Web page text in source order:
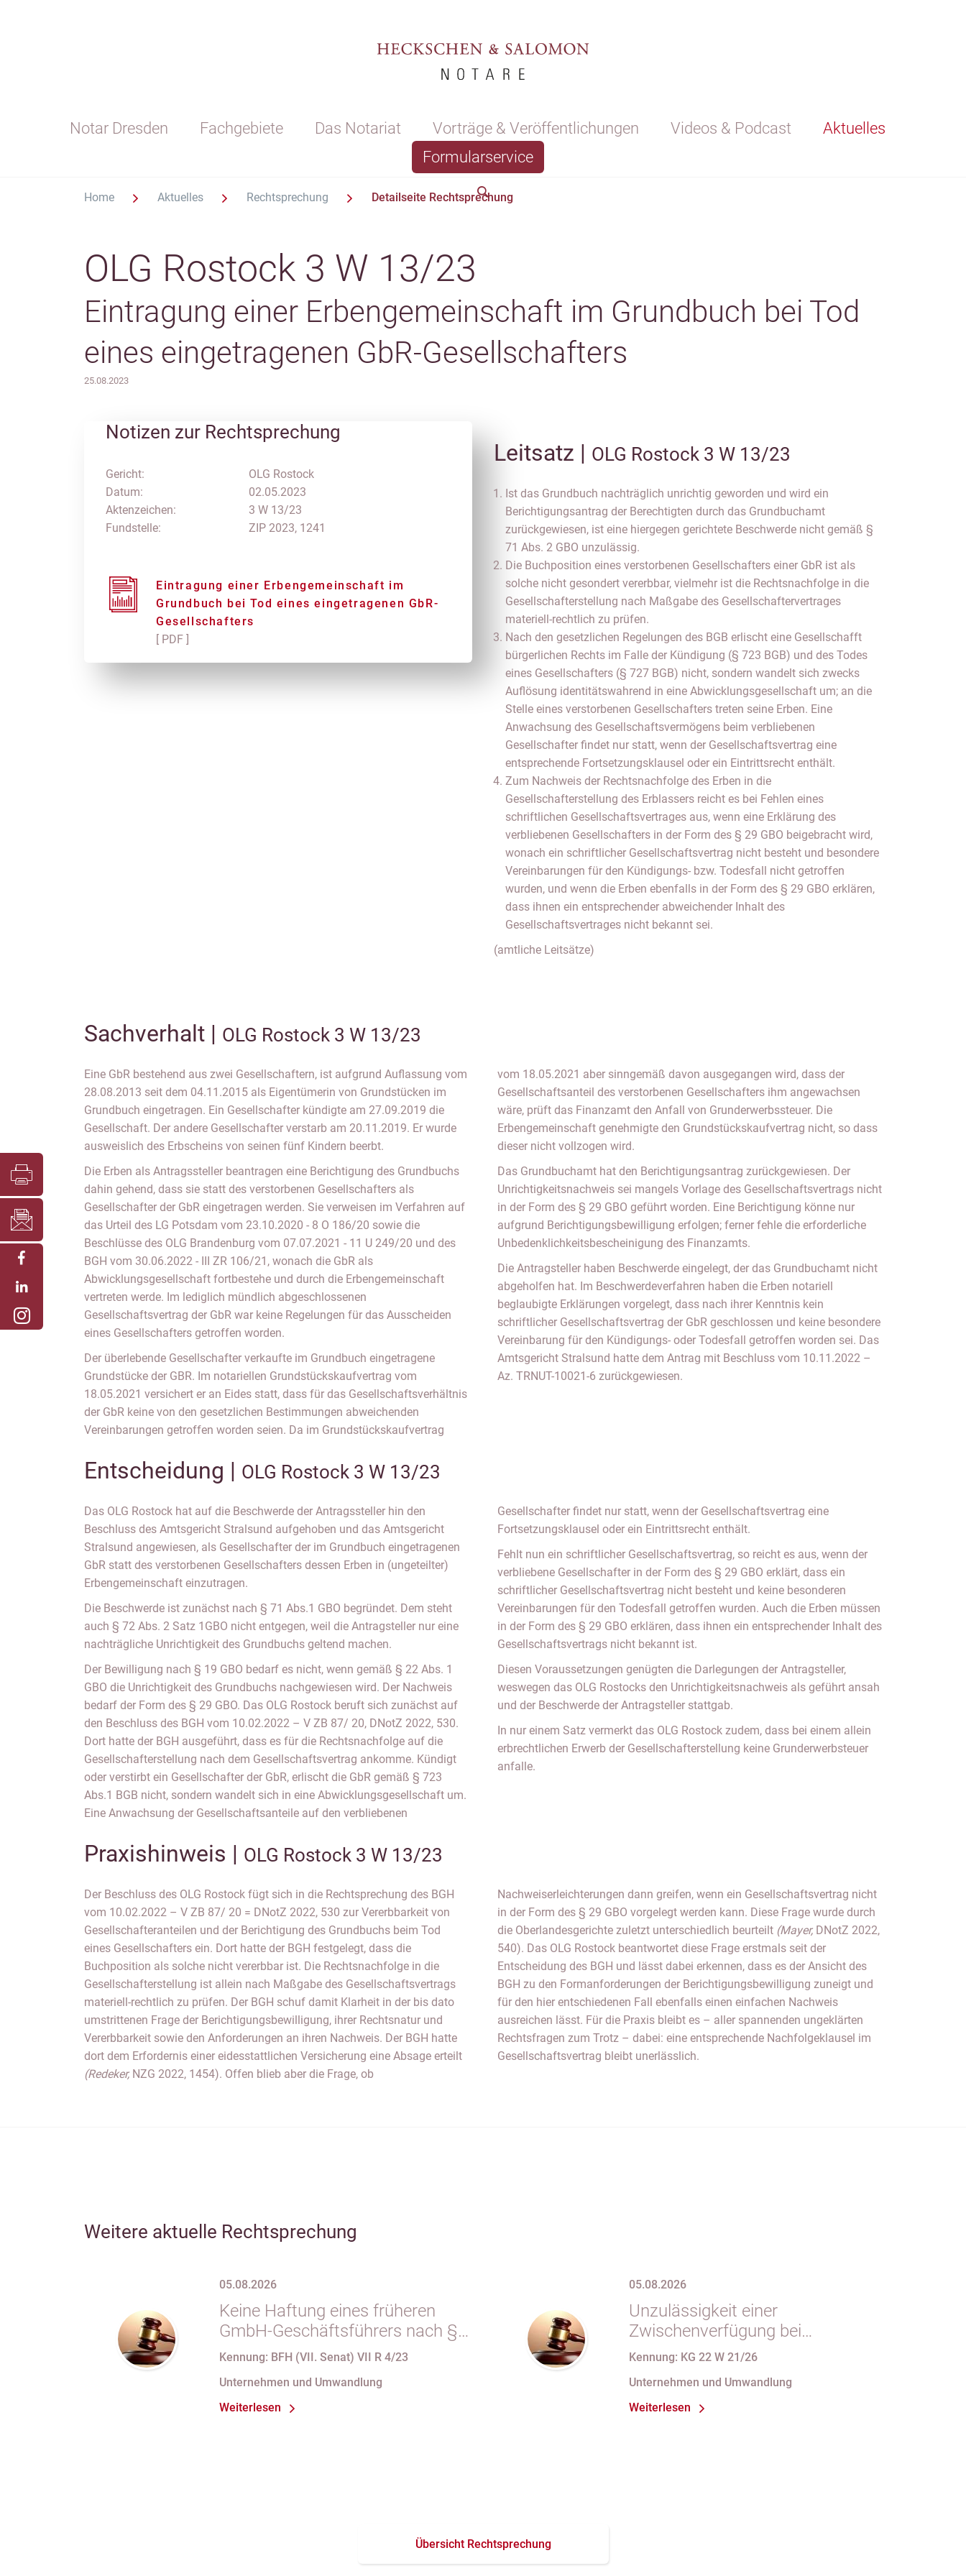
Notar Dresden Fachgebiete Das Notariat Vorträge & Veröffentlichungen Videos & Podcast
Aktuelles
Formularservice
Home Aktuelles Rechtsprechung Detailseite Rechtsprechung
OLG Rostock 3 W 13/23
Eintragung einer Erbengemeinschaft im Grundbuch bei Tod
eines eingetragenen GbR-Gesellschafters
25.08.2023
Notizen zur Rechtsprechung
Gericht:
Datum:
Aktenzeichen:
Fundstelle:
OLG Rostock
02.05.2023
3 W 13/23
ZIP 2023, 1241
Eintragung einer Erbengemeinschaft im
Grundbuch bei Tod eines eingetragenen GbR-
Gesellschafters
[ PDF ]
Leitsatz | OLG Rostock 3 W 13/23
Ist das Grundbuch nachträglich unrichtig geworden und wird ein
Berichtigungsantrag der Berechtigten durch das Grundbuchamt
zurückgewiesen, ist eine hiergegen gerichtete Beschwerde nicht gemäß §
71 Abs. 2 GBO unzulässig.
Die Buchposition eines verstorbenen Gesellschafters einer GbR ist als
solche nicht gesondert vererbbar, vielmehr ist die Rechtsnachfolge in die
Gesellschafterstellung nach Maßgabe des Gesellschaftervertrages
materiell-rechtlich zu prüfen.
Nach den gesetzlichen Regelungen des BGB erlischt eine Gesellschafft
bürgerlichen Rechts im Falle der Kündigung (§ 723 BGB) und des Todes
eines Gesellschafters (§ 727 BGB) nicht, sondern wandelt sich zwecks
Auflösung identitätswahrend in eine Abwicklungsgesellschaft um; an die
Stelle eines verstorbenen Gesellschafters treten seine Erben. Eine
Anwachsung des Gesellschaftsvermögens beim verbliebenen
Gesellschafter findet nur statt, wenn der Gesellschaftsvertrag eine
entsprechende Fortsetzungsklausel oder ein Eintrittsrecht enthält.
Zum Nachweis der Rechtsnachfolge des Erben in die
Gesellschafterstellung des Erblassers reicht es bei Fehlen eines
schriftlichen Gesellschaftsvertrages aus, wenn eine Erklärung des
verbliebenen Gesellschafters in der Form des § 29 GBO beigebracht wird,
wonach ein schriftlicher Gesellschaftsvertrag nicht besteht und besondere
Vereinbarungen für den Kündigungs- bzw. Todesfall nicht getroffen
wurden, und wenn die Erben ebenfalls in der Form des § 29 GBO erklären,
dass ihnen ein entsprechender abweichender Inhalt des
Gesellschaftsvertrages nicht bekannt sei.
(amtliche Leitsätze)
Sachverhalt | OLG Rostock 3 W 13/23
Eine GbR bestehend aus zwei Gesellschaftern, ist aufgrund Auflassung vom
28.08.2013 seit dem 04.11.2015 als Eigentümerin von Grundstücken im
Grundbuch eingetragen. Ein Gesellschafter kündigte am 27.09.2019 die
Gesellschaft. Der andere Gesellschafter verstarb am 20.11.2019. Er wurde
ausweislich des Erbscheins von seinen fünf Kindern beerbt.
Die Erben als Antragssteller beantragen eine Berichtigung des Grundbuchs
dahin gehend, dass sie statt des verstorbenen Gesellschafters als
Gesellschafter der GbR eingetragen werden. Sie verweisen im Verfahren auf
das Urteil des LG Potsdam vom 23.10.2020 - 8 O 186/20 sowie die
Beschlüsse des OLG Brandenburg vom 07.07.2021 - 11 U 249/20 und des
BGH vom 30.06.2022 - III ZR 106/21, wonach die GbR als
Abwicklungsgesellschaft fortbestehe und durch die Erbengemeinschaft
vertreten werde. Im lediglich mündlich abgeschlossenen
Gesellschaftsvertrag der GbR war keine Regelungen für das Ausscheiden
eines Gesellschafters getroffen worden.
Der überlebende Gesellschafter verkaufte im Grundbuch eingetragene
Grundstücke der GBR. Im notariellen Grundstückskaufvertrag vom
18.05.2021 versichert er an Eides statt, dass für das Gesellschaftsverhältnis
der GbR keine von den gesetzlichen Bestimmungen abweichenden
Vereinbarungen getroffen worden seien. Da im Grundstückskaufvertrag
vom 18.05.2021 aber sinngemäß davon ausgegangen wird, dass der
Gesellschaftsanteil des verstorbenen Gesellschafters ihm angewachsen
wäre, prüft das Finanzamt den Anfall von Grunderwerbssteuer. Die
Erbengemeinschaft genehmigte den Grundstückskaufvertrag nicht, so dass
dieser nicht vollzogen wird.
Das Grundbuchamt hat den Berichtigungsantrag zurückgewiesen. Der
Unrichtigkeitsnachweis sei mangels Vorlage des Gesellschaftsvertrags nicht
in der Form des § 29 GBO geführt worden. Eine Berichtigung könne nur
aufgrund Berichtigungsbewilligung erfolgen; ferner fehle die erforderliche
Unbedenklichkeitsbescheinigung des Finanzamts.
Die Antragsteller haben Beschwerde eingelegt, der das Grundbuchamt nicht
abgeholfen hat. Im Beschwerdeverfahren haben die Erben notariell
beglaubigte Erklärungen vorgelegt, dass nach ihrer Kenntnis kein
schriftlicher Gesellschaftsvertrag der GbR geschlossen und keine besondere
Vereinbarung für den Kündigungs- oder Todesfall getroffen worden sei. Das
Amtsgericht Stralsund hatte dem Antrag mit Beschluss vom 10.11.2022 –
Az. TRNUT-10021-6 zurückgewiesen.
Entscheidung | OLG Rostock 3 W 13/23
Das OLG Rostock hat auf die Beschwerde der Antragssteller hin den
Beschluss des Amtsgericht Stralsund aufgehoben und das Amtsgericht
Stralsund angewiesen, als Gesellschafter der im Grundbuch eingetragenen
GbR statt des verstorbenen Gesellschafters dessen Erben in (ungeteilter)
Erbengemeinschaft einzutragen.
Die Beschwerde ist zunächst nach § 71 Abs.1 GBO begründet. Dem steht
auch § 72 Abs. 2 Satz 1GBO nicht entgegen, weil die Antragsteller nur eine
nachträgliche Unrichtigkeit des Grundbuchs geltend machen.
Der Bewilligung nach § 19 GBO bedarf es nicht, wenn gemäß § 22 Abs. 1
GBO die Unrichtigkeit des Grundbuchs nachgewiesen wird. Der Nachweis
bedarf der Form des § 29 GBO. Das OLG Rostock beruft sich zunächst auf
den Beschluss des BGH vom 10.02.2022 – V ZB 87/ 20, DNotZ 2022, 530.
Dort hatte der BGH ausgeführt, dass es für die Rechtsnachfolge auf die
Gesellschafterstellung nach dem Gesellschaftsvertrag ankomme. Kündigt
oder verstirbt ein Gesellschafter der GbR, erlischt die GbR gemäß § 723
Abs.1 BGB nicht, sondern wandelt sich in eine Abwicklungsgesellschaft um.
Eine Anwachsung der Gesellschaftsanteile auf den verbliebenen
Gesellschafter findet nur statt, wenn der Gesellschaftsvertrag eine
Fortsetzungsklausel oder ein Eintrittsrecht enthält.
Fehlt nun ein schriftlicher Gesellschaftsvertrag, so reicht es aus, wenn der
verbliebene Gesellschafter in der Form des § 29 GBO erklärt, dass ein
schriftlicher Gesellschaftsvertrag nicht besteht und keine besonderen
Vereinbarungen für den Todesfall getroffen wurden. Auch die Erben müssen
in der Form des § 29 GBO erklären, dass ihnen ein entsprechender Inhalt des
Gesellschaftsvertrags nicht bekannt ist.
Diesen Voraussetzungen genügten die Darlegungen der Antragsteller,
weswegen das OLG Rostocks den Unrichtigkeitsnachweis als geführt ansah
und der Beschwerde der Antragsteller stattgab.
In nur einem Satz vermerkt das OLG Rostock zudem, dass bei einem allein
erbrechtlichen Erwerb der Gesellschafterstellung keine Grunderwerbsteuer
anfalle.
Praxishinweis | OLG Rostock 3 W 13/23
Der Beschluss des OLG Rostock fügt sich in die Rechtsprechung des BGH
vom 10.02.2022 – V ZB 87/ 20 = DNotZ 2022, 530 zur Vererbbarkeit von
Gesellschafteranteilen und der Berichtigung des Grundbuchs beim Tod
eines Gesellschafters ein. Dort hatte der BGH festgelegt, dass die
Buchposition als solche nicht vererbbar ist. Die Rechtsnachfolge in die
Gesellschafterstellung ist allein nach Maßgabe des Gesellschaftsvertrags
materiell-rechtlich zu prüfen. Der BGH schuf damit Klarheit in der bis dato
umstrittenen Frage der Berichtigungsbewilligung, ihrer Rechtsnatur und
Vererbbarkeit sowie den Anforderungen an ihren Nachweis. Der BGH hatte
dort dem Erfordernis einer eidesstattlichen Versicherung eine Absage erteilt
(Redeker, NZG 2022, 1454). Offen blieb aber die Frage, ob
Nachweiserleichterungen dann greifen, wenn ein Gesellschaftsvertrag nicht
in der Form des § 29 GBO vorgelegt werden kann. Diese Frage wurde durch
die Oberlandesgerichte zuletzt unterschiedlich beurteilt (Mayer, DNotZ 2022,
540). Das OLG Rostock beantwortet diese Frage erstmals seit der
Entscheidung des BGH und lässt dabei erkennen, dass es der Ansicht des
BGH zu den Formanforderungen der Berichtigungsbewilligung zuneigt und
für den hier entschiedenen Fall ebenfalls einen einfachen Nachweis
ausreichen lässt. Für die Praxis bleibt es – aller spannenden ungeklärten
Rechtsfragen zum Trotz – dabei: eine entsprechende Nachfolgeklausel im
Gesellschaftsvertrag bleibt unerlässlich.
Weitere aktuelle Rechtsprechung
05.08.2026
Keine Haftung eines früheren
GmbH-Geschäftsführers nach §
69 Satz 1 i.V.m. § 34 Abs. 1 AO
bei fortdauernder Eintragung im
Handelsregister
Kennung: BFH (VII. Senat) VII R 4/23
Unternehmen und Umwandlung
Weiterlesen
05.08.2026
Unzulässigkeit einer
Zwischenverfügung bei
endgültigem
Anforderungen an die
Namensgebung einer eGbR im
Kennung: KG 22 W 21/26
Unternehmen und Umwandlung
Weiterlesen
Übersicht Rechtsprechung